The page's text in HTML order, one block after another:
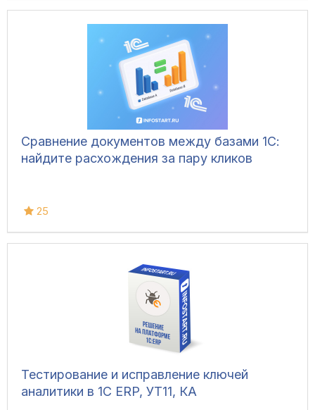
Сравнение документов между базами 1С:
найдите расхождения за пару кликов
25
Тестирование и исправление ключей
аналитики в 1С ERP, УТ11, КА